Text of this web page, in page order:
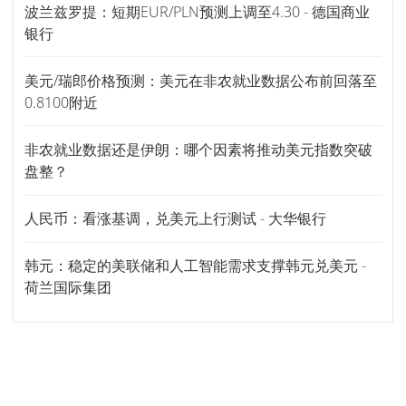
波兰兹罗提：短期EUR/PLN预测上调至4.30 - 德国商业
银行
美元/瑞郎价格预测：美元在非农就业数据公布前回落至
0.8100附近
非农就业数据还是伊朗：哪个因素将推动美元指数突破
盘整？
人民币：看涨基调，兑美元上行测试 - 大华银行
韩元：稳定的美联储和人工智能需求支撑韩元兑美元 -
荷兰国际集团